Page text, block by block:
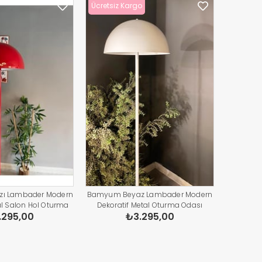
Lambader Modern
Salon Hol Oturma
Odası Zemin
Bamyum Beyaz Lambader Modern
Dekoratif Metal Oturma Odası
Çalışma Odası Zemin Lambası 170
₺3.295,00
Ücretsiz Kargo